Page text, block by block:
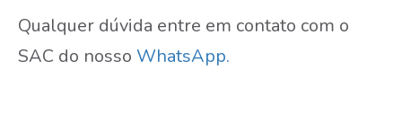
Qualquer dúvida entre em contato com o
SAC do nosso WhatsApp.